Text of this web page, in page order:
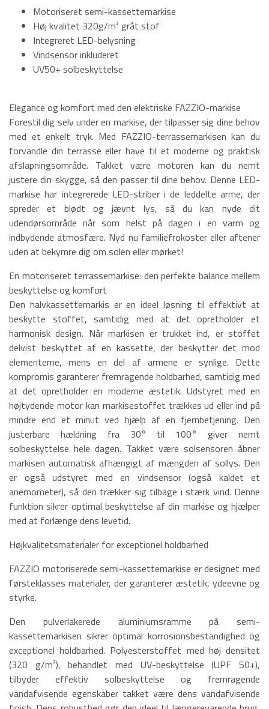
Motoriseret semi-kassettemarkise
Høj kvalitet 320g/m² gråt stof
Integreret LED-belysning
Vindsensor inkluderet
UV50+ solbeskyttelse
Elegance og komfort med den elektriske FAZZIO-markise
Forestil dig selv under en markise, der tilpasser sig dine behov
med et enkelt tryk. Med FAZZIO-terrassemarkisen kan du
forvandle din terrasse eller have til et moderne og praktisk
afslapningsområde. Takket være motoren kan du nemt
justere din skygge, så den passer til dine behov. Denne LED-
markise har integrerede LED-striber i de leddelte arme, der
spreder et blødt og jævnt lys, så du kan nyde dit
udendørsområde når som helst på dagen i en varm og
indbydende atmosfære. Nyd nu familiefrokoster eller aftener
uden at bekymre dig om solen eller mørket!
En motoriseret terrassemarkise: den perfekte balance mellem
beskyttelse og komfort
Den halvkassettemarkis er en ideel løsning til effektivt at
beskytte stoffet, samtidig med at det opretholder et
harmonisk design. Når markisen er trukket ind, er stoffet
delvist beskyttet af en kassette, der beskytter det mod
elementerne, mens en del af armene er synlige. Dette
kompromis garanterer fremragende holdbarhed, samtidig med
at det opretholder en moderne æstetik. Udstyret med en
højtydende motor kan markisestoffet trækkes ud eller ind på
mindre end et minut ved hjælp af en fjernbetjening. Den
justerbare hældning fra 30° til 100° giver nemt
solbeskyttelse hele dagen. Takket være solsensoren åbner
markisen automatisk afhængigt af mængden af sollys. Den
er også udstyret med en vindsensor (også kaldet et
anemometer), så den trækker sig tilbage i stærk vind. Denne
funktion sikrer optimal beskyttelse af din markise og hjælper
med at forlænge dens levetid.
Højkvalitetsmaterialer for exceptionel holdbarhed
FAZZIO motoriserede semi-kassettemarkise er designet med
førsteklasses materialer, der garanterer æstetik, ydeevne og
styrke.
Den pulverlakerede aluminiumsramme på semi-
kassettemarkisen sikrer optimal korrosionsbestandighed og
exceptionel holdbarhed. Polyesterstoffet med høj densitet
(320 g/m²), behandlet med UV-beskyttelse (UPF 50+),
tilbyder effektiv solbeskyttelse og fremragende
vandafvisende egenskaber takket være dens vandafvisende